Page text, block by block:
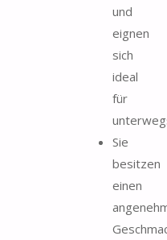
und
eignen
sich
ideal
für
Sie
besitzen
einen